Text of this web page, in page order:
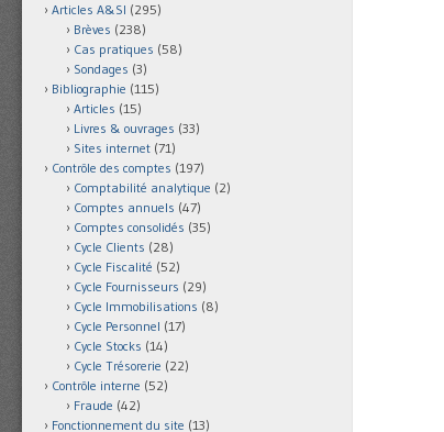
Articles A&SI (295)
Brèves (238)
Cas pratiques (58)
Sondages (3)
Bibliographie (115)
Articles (15)
Livres & ouvrages (33)
Sites internet (71)
Contrôle des comptes (197)
Comptabilité analytique (2)
Comptes annuels (47)
Comptes consolidés (35)
Cycle Clients (28)
Cycle Fiscalité (52)
Cycle Fournisseurs (29)
Cycle Immobilisations (8)
Cycle Personnel (17)
Cycle Stocks (14)
Cycle Trésorerie (22)
Contrôle interne (52)
Fraude (42)
Fonctionnement du site (13)